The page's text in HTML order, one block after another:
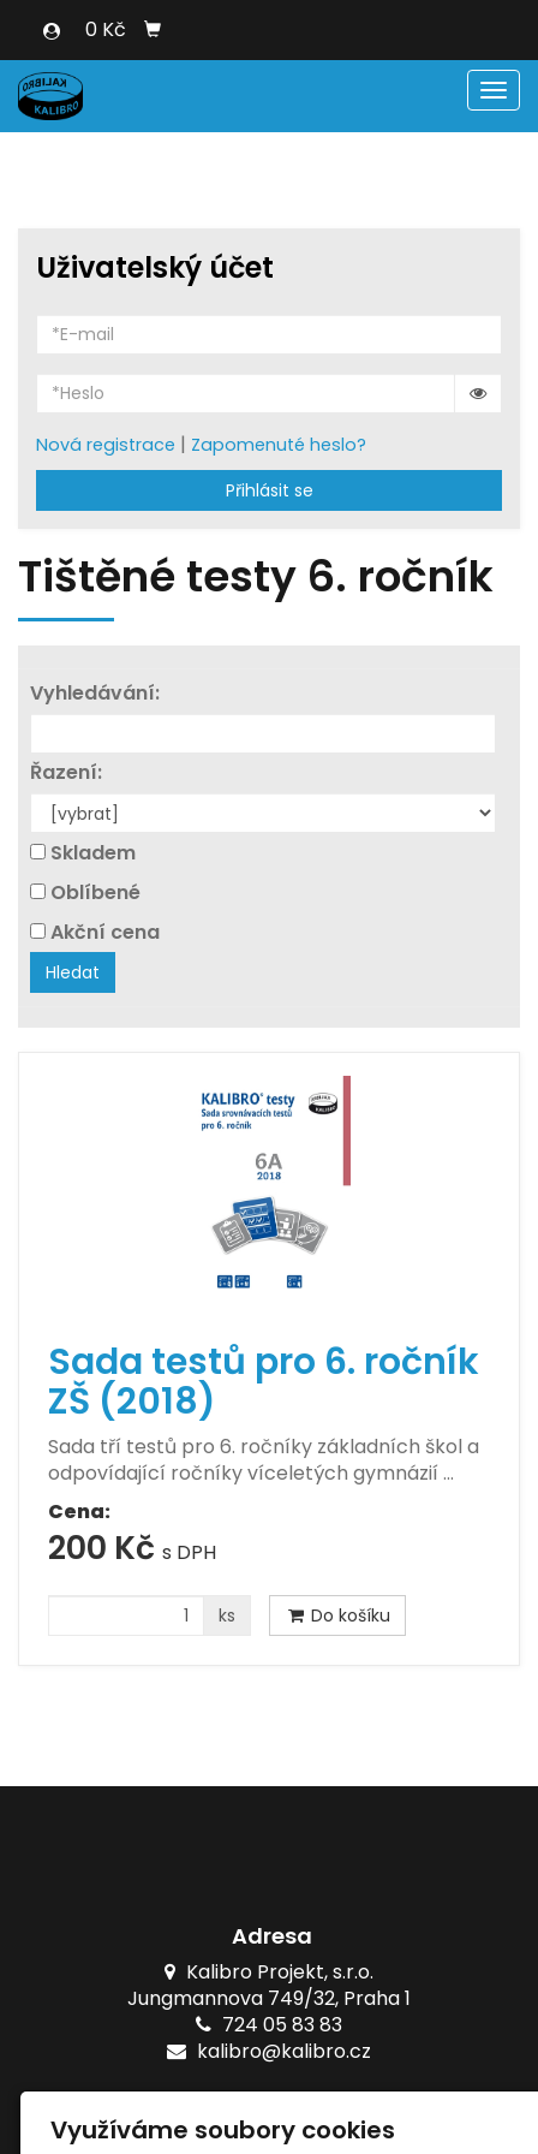
0 Kč
Uživatelský účet
Nová registrace | Zapomenuté heslo?
Přihlásit se
Tištěné testy 6. ročník
Vyhledávání:
Řazení:
Skladem
Oblíbené
Akční cena
Hledat
Sada testů pro 6. ročník
ZŠ (2018)
Sada tří testů pro 6. ročníky základních škol a
odpovídající ročníky víceletých gymnázií …
Cena:
200 Kč s DPH
ks Do košíku
Adresa
Kalibro Projekt, s.r.o.
Jungmannova 749/32, Praha 1
724 05 83 83
kalibro@kalibro.cz
Naše testy
Využíváme soubory cookies